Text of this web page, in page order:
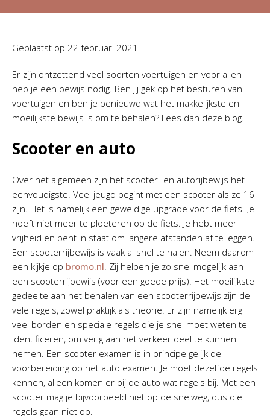
Geplaatst op 22 februari 2021
Er zijn ontzettend veel soorten voertuigen en voor allen
heb je een bewijs nodig. Ben jij gek op het besturen van
voertuigen en ben je benieuwd wat het makkelijkste en
moeilijkste bewijs is om te behalen? Lees dan deze blog.
Scooter en auto
Over het algemeen zijn het scooter- en autorijbewijs het
eenvoudigste. Veel jeugd begint met een scooter als ze 16
zijn. Het is namelijk een geweldige upgrade voor de fiets. Je
hoeft niet meer te ploeteren op de fiets. Je hebt meer
vrijheid en bent in staat om langere afstanden af te leggen.
Een scooterrijbewijs is vaak al snel te halen. Neem daarom
een kijkje op bromo.nl. Zij helpen je zo snel mogelijk aan
een scooterrijbewijs (voor een goede prijs). Het moeilijkste
gedeelte aan het behalen van een scooterrijbewijs zijn de
vele regels, zowel praktijk als theorie. Er zijn namelijk erg
veel borden en speciale regels die je snel moet weten te
identificeren, om veilig aan het verkeer deel te kunnen
nemen. Een scooter examen is in principe gelijk de
voorbereiding op het auto examen. Je moet dezelfde regels
kennen, alleen komen er bij de auto wat regels bij. Met een
scooter mag je bijvoorbeeld niet op de snelweg, dus die
regels gaan niet op.